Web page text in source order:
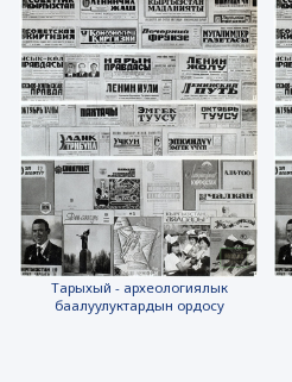
Тарыхый - археологиялык
баалуулуктардын ордосу